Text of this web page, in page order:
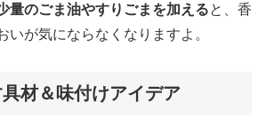
量のごま油やすりごまを加えると、香
いが気にならなくなりますよ。
材＆味付けアイデア